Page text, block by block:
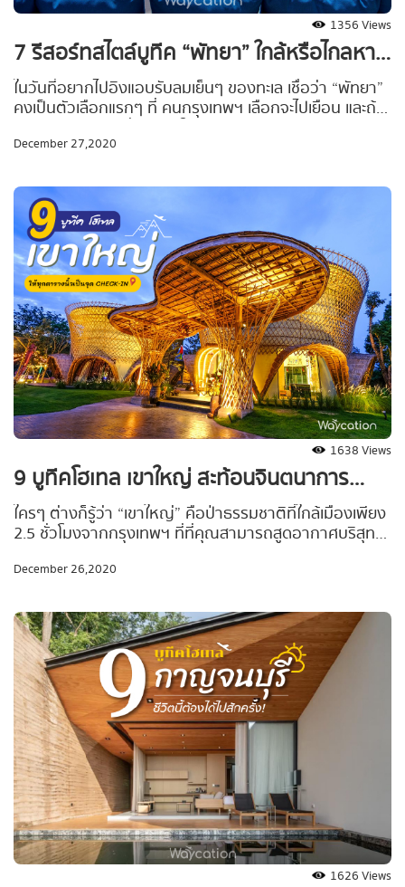
1356 Views
7 รีสอร์ทสไตล์บูทีค “พัทยา” ใกล้หรือไกลหา
ดก็ฟินได้
ในวันที่อยากไปอิงแอบรับลมเย็นๆ ของทะเล เชื่อว่า “พัทยา”
คงเป็นตัวเลือกแรกๆ ที่ คนกรุงเทพฯ เลือกจะไปเยือน และถ้า
ความเงียบสงบดี เชิญแวะพักทางนี้เพื่อเลือกที่พักที่ใช่กับ
“พัทยา” ใกล้หรือไกลหาดก็ฟินได้
December 27,2020
1638 Views
9 บูทีคโฮเทล เขาใหญ่ สะท้อนจินตนาการ
ผสานวัฒนธรรมท้องถิ่นผ่านดีไซน์ ให้ทุก
ตารางนิ้วเป็นจุด CHECK-IN
ใครๆ ต่างก็รู้ว่า “เขาใหญ่” คือป่าธรรมชาติที่ใกล้เมืองเพียง
2.5 ชั่วโมงจากกรุงเทพฯ ที่ที่คุณสามารถสูดอากาศบริสุทธิ์
แต่…จะมีสักกี่คนที่รู้ว่า...เขาใหญ่ ก็มีอีกมุมที่สะท้อนตัวตน
ธรรมชาติ ทำให้ “ที่พักสไตล์บูทีค” กลายเป็นอีกหนึ่งสีสันและ
ความแปลกตาที่ลงตัว เข้ากันได้ดีกับสีเขียวของไม้ป่า
ธรรมชาติจนทำให้คุณต้องประหลาดใจ
December 26,2020
1626 Views